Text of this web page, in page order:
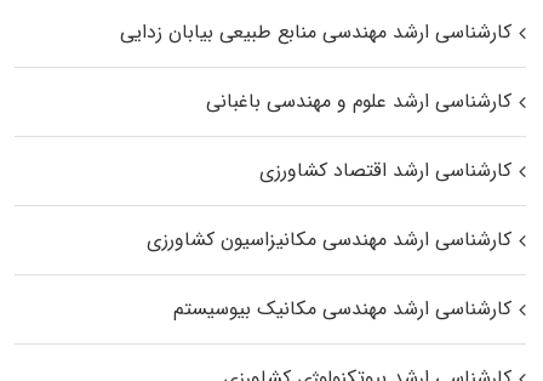
کارشناسی ارشد مهندسی منابع طبیعی بیابان زدایی
کارشناسی ارشد علوم و مهندسی باغبانی
کارشناسی ارشد اقتصاد کشاورزی
کارشناسی ارشد مهندسی مکانیزاسیون کشاورزی
کارشناسی ارشد مهندسی مکانیک بیوسیستم